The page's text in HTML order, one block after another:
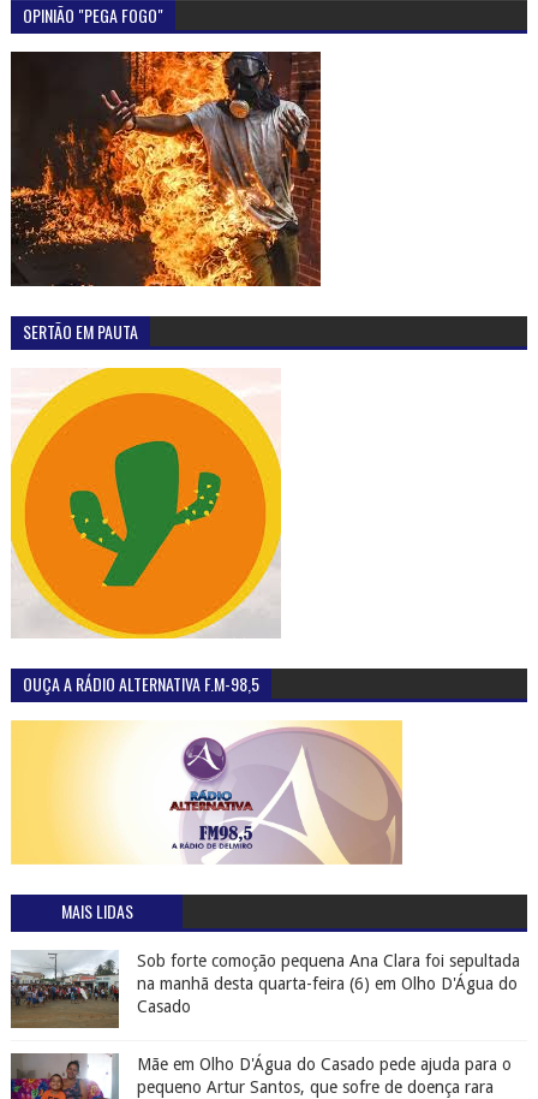
OPINIÃO "PEGA FOGO"
SERTÃO EM PAUTA
OUÇA A RÁDIO ALTERNATIVA F.M-98,5
MAIS LIDAS
Sob forte comoção pequena Ana Clara foi sepultada
na manhã desta quarta-feira (6) em Olho D'Água do
Casado
Mãe em Olho D'Água do Casado pede ajuda para o
pequeno Artur Santos, que sofre de doença rara